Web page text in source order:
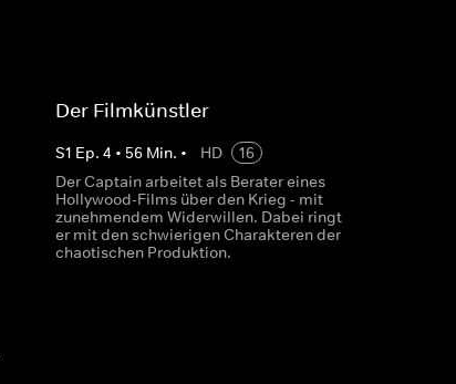
Der Filmkünstler
S1 Ep. 4 • 56Min. • HD
16
Der Captain arbeitet als Berater eines
Hollywood-Films über den Krieg - mit
zunehmendem Widerwillen. Dabei ringt
er mit den schwierigen Charakteren der
chaotischen Produktion.